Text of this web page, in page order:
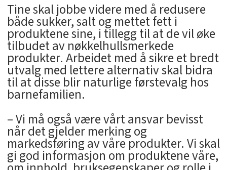
Tine skal jobbe videre med å redusere
både sukker, salt og mettet fett i
produktene sine, i tillegg til at de vil øke
tilbudet av nøkkelhullsmerkede
produkter. Arbeidet med å sikre et bredt
utvalg med lettere alternativ skal bidra
til at disse blir naturlige førstevalg hos
barnefamilien.
– Vi må også være vårt ansvar bevisst
når det gjelder merking og
markedsføring av våre produkter. Vi skal
gi god informasjon om produktene våre,